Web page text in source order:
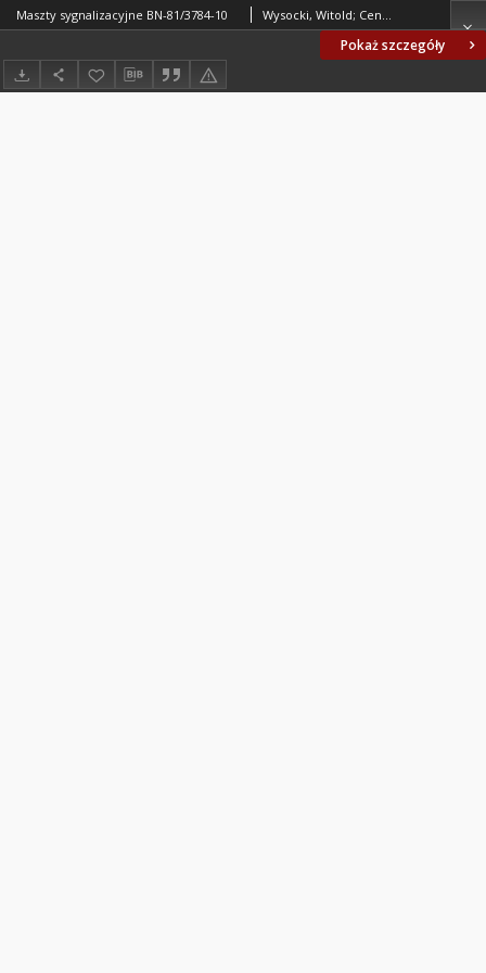
Pokaż szczegóły
Maszty sygnalizacyjne BN-81/3784-10 Wysocki, Witold; Centrum Badawczo-Projektowe Żeglugi Śródlądowej we Wrocławiu. Oprac.